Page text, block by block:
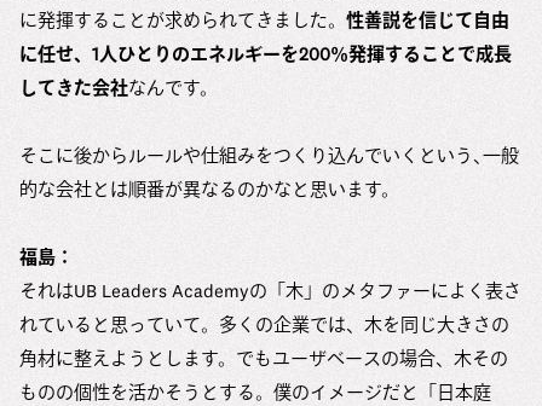
に発揮することが求められてきました。 性善説を信じて自由
に任せ、1人ひとりのエネルギーを200％発揮することで成長
してきた会社なんです。
そこに後からルールや仕組みをつくり込んでいくという､一般
的な会社とは順番が異なるのかなと思います。
福島：
それはUB Leaders Academyの「木」のメタファーによく表さ
れていると思っていて。多くの企業では、木を同じ大きさの
角材に整えようとします。でもユーザベースの場合、木その
ものの個性を活かそうとする。僕のイメージだと「日本庭